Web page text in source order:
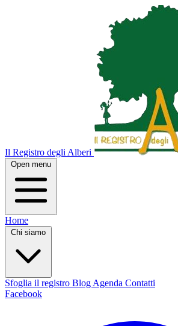
Il Registro degli Alberi
Open menu
Home
Chi siamo
Sfoglia il registro Blog Agenda Contatti
Facebook